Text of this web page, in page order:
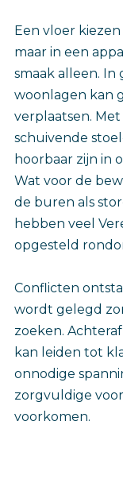
Een vloer
maar in een
smaak alleen.
woonlagen kan
verplaatsen.
schuivende
hoorbaar zijn in
Wat voor de
de buren als
hebben veel
opgesteld
Conflicten
wordt gelegd
zoeken.
kan leiden tot
onnodige
zorgvuldige
voorkomen.